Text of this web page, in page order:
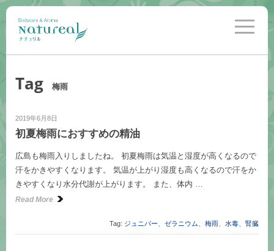
toggle
Tag 梅雨
2019年6月8日
初夏梅雨におすすめの精油
広島も梅雨入りしましたね。 初夏梅雨は気温と湿度が高くなるので
汗をかきやすくなります。 気温が上がり湿度も高くなるので汗をか
きやすくなり水分代謝が上がります。 また、体内 …
Read More
Tag: ジュニパー ゼラニウム 梅雨 水毒 腎臓